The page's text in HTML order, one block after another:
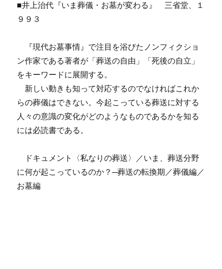
■井上治代『いま葬儀・お墓が変わる』 三省堂、１
９９３
『現代お墓事情』で注目を浴びたノンフィクショ
ン作家である著者が「葬送の自由」「死後の自立」
をキーワードに展開する。
新しい動きも知って対応するのでなければこれか
らの葬儀はできない。今起こっている葬送に対する
人々の意識の変化がどのようなものであるかを知る
には必読書である。
ドキュメント〈私なりの葬送〉／いま、葬送分野
に何が起こっているのか？─葬送の転換期／葬儀編／
お墓編